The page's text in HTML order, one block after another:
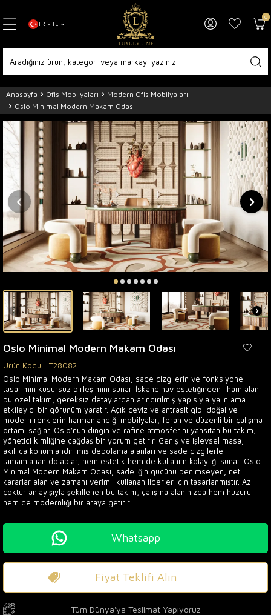
TR − TL
0
Anasayfa Ofis Mobilyaları
Modern Ofis Mobilyaları
Oslo Minimal Modern Makam Odası
Oslo Minimal Modern Makam Odası
Ürün Kodu : T28082
Oslo Minimal Modern Makam Odası, sade çizgilerin ve fonksiyonel
tasarımın kusursuz birleşimini sunar. İskandinav estetiğinden ilham alan
bu özel takım, gereksiz detaylardan arındırılmış yapısıyla yalın ama
etkileyici bir görünüm yaratır. Açık ceviz ve antrasit gibi doğal ve
modern renklerin harmanlandığı mobilyalar, ferah ve düzenli bir çalışma
ortamı sağlar. Oslo’nun dingin ve rafine atmosferini yansıtan bu takım,
yönetici kimliğine çağdaş bir yorum getirir. Geniş ve işlevsel masa,
akıllıca konumlandırılmış depolama alanları ve sade çizgilerle
tamamlanan dolaplar; hem estetik hem de kullanım kolaylığı sunar. Oslo
Minimal Modern Makam Odası, sadeliğin gücünü benimseyen, net
kararlar alan ve zamanı verimli kullanan liderler için tasarlanmıştır. Az
çoktur anlayışıyla şekillenen bu takım, çalışma alanınızda hem huzuru
hem de modernliği bir araya getirir.
Whatsapp
Fiyat Teklifi Alın
Tüm Dünya'ya Teslimat Yapıyoruz